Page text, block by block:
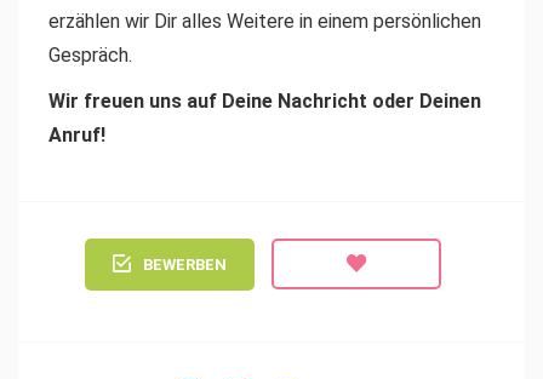
erzählen wir Dir alles Weitere in einem persönlichen
Gespräch.
Wir freuen uns auf Deine Nachricht oder Deinen
Anruf!
BEWERBEN